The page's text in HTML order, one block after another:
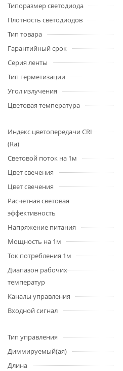
Типоразмер светодиода
Плотность светодиодов
Тип товара
Гарантийный срок
Серия ленты
Тип герметизации
Угол излучения
Цветовая температура
Индекс цветопередачи CRI
(Ra)
Световой поток на 1м
Цвет свечения
Цвет свечения
Расчетная световая
эффективность
Напряжение питания
Мощность на 1м
Ток потребления 1м
Диапазон рабочих
температур
Каналы управления
Входной сигнал
Тип управления
Диммируемый(ая)
Длина